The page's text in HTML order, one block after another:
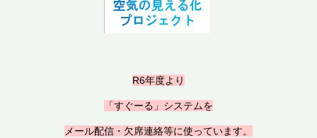
R6年度より
「すぐーる」システムを
メール配信・欠席連絡等に使っています。